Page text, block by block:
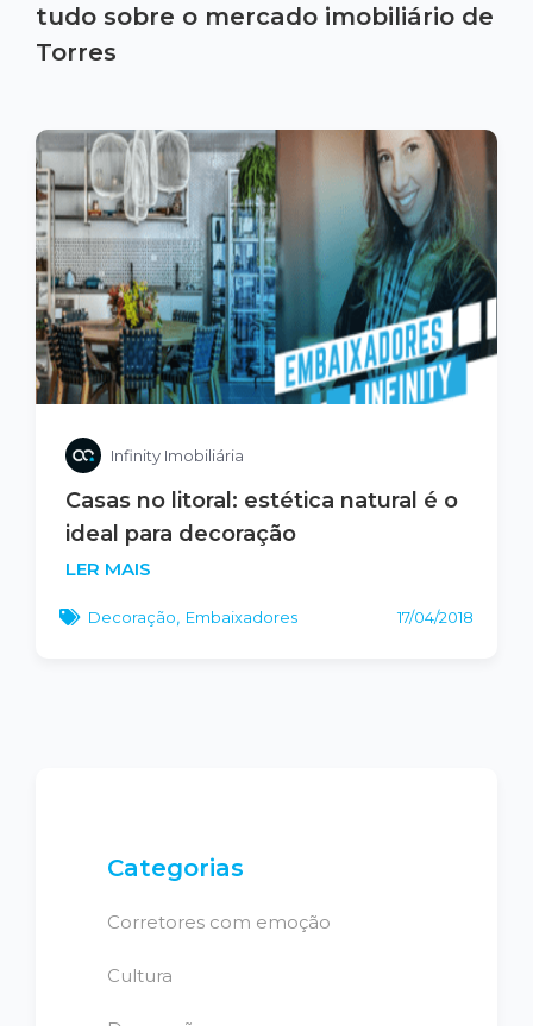
tudo sobre o mercado imobiliário de
Torres
Infinity Imobiliária
Casas no litoral: estética natural é o
ideal para decoração
LER MAIS
Decoração, Embaixadores 17/04/2018
Categorias
Corretores com emoção
Cultura